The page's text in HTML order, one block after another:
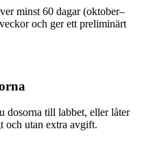
minst 60 dagar (oktober–
och ger ett preliminärt
dosorna till labbet, eller låter
och utan extra avgift.